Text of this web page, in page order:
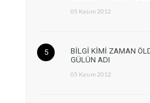
05 Kasım 2012
BİLGİ KİMİ ZAMAN
GÜLÜN ADI
05 Kasım 2012